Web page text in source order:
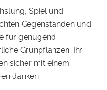
Spiel und
Gegenständen und
fürgenügend
Grünpflanzen. Ihr
sicher mit einem
danken.